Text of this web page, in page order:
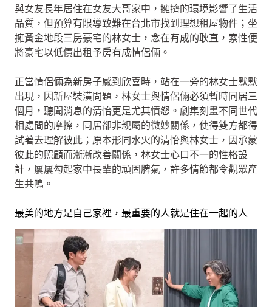
與女友長年居住在女友大哥家中，擁擠的環境影響了生活
品質，但預算有限導致難在台北市找到理想租屋物件；坐
擁黃金地段三房豪宅的林女士，念在有成的耿直，索性便
將豪宅以低價出租予房有成情侶倆。
正當情侶倆為新房子感到欣喜時，站在一旁的林女士默默
出現，因新屋裝潢問題，林女士與情侶倆必須暫時同居三
個月，聽聞消息的清怡更是尤其憤怒。劇集刻畫不同世代
相處間的摩擦，同居卻非親屬的微妙關係，使得雙方都得
試著去理解彼此；原本形同水火的清怡與林女士，因承蒙
彼此的照顧而漸漸改善關係，林女士心口不一的性格設
計，屢屢勾起家中長輩的頑固脾氣，許多情節都令觀眾產
生共鳴。
最美的地方是自己家裡，最重要的人就是住在一起的人